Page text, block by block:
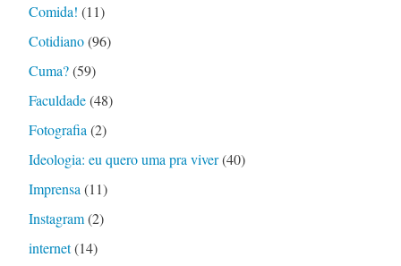
Comida! (11)
Cotidiano(96)
Cuma?(59)
Faculdade(48)
Fotografia (2)
Ideologia: eu quero uma pra viver(40)
Imprensa (11)
Instagram(2)
internet(14)